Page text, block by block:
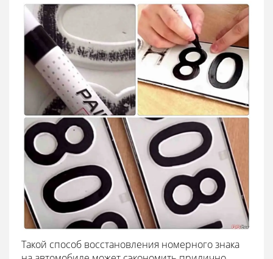
Такой способ восстановления номерного знака